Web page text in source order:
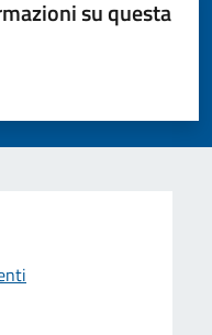
su questa